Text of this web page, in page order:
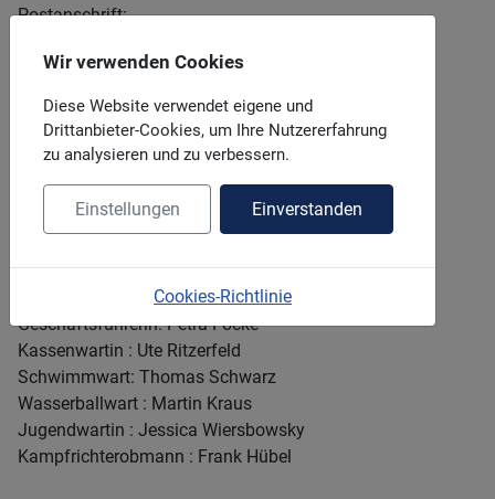
Wir verwenden Cookies
Diese Website verwendet eigene und
Drittanbieter-Cookies, um Ihre Nutzererfahrung
zu analysieren und zu verbessern.
Einstellungen Einverstanden
Cookies-Richtlinie
Postanschrift:
Küllenhahner Straße 130
42349 Wuppertal
E-mail:info@schwimmverband-wuppertal.de
Vorstand(gem. § 26 BGB):
1.Vorsitzende: Simone Osygus
2.Vorsitzender: Detlef Besenbruch
Geschäftsführerin: Petra Focke
Kassenwartin : Ute Ritzerfeld
Schwimmwart: Thomas Schwarz
Wasserballwart : Martin Kraus
Jugendwartin : Jessica Wiersbowsky
Kampfrichterobmann : Frank Hübel